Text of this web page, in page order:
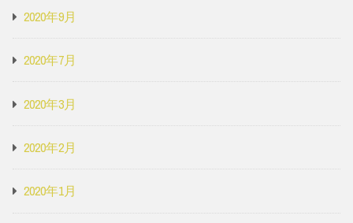
2020年9月
2020年7月
2020年3月
2020年2月
2020年1月